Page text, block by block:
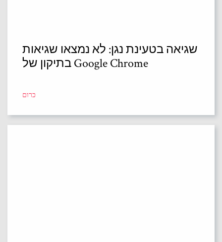
שגיאה בטעינת נגן: לא נמצאו שגיאות
בתיקון של Google Chrome
כרום